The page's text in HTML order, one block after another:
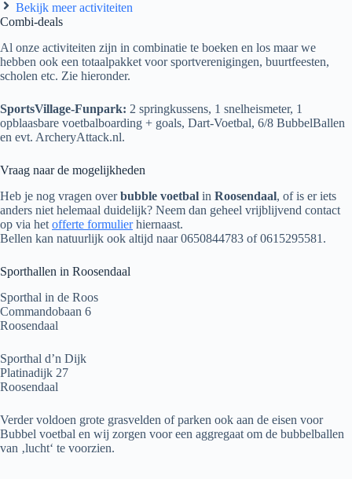
Bekijk meer activiteiten
Combi-deals
Al onze activiteiten zijn in combinatie te boeken en los maar we
hebben ook een totaalpakket voor sportverenigingen, buurtfeesten,
scholen etc. Zie hieronder.
SportsVillage-Funpark: 2 springkussens, 1 snelheismeter, 1
opblaasbare voetbalboarding + goals, Dart-Voetbal, 6/8 BubbelBallen
en evt. ArcheryAttack.nl.
Vraag naar de mogelijkheden
Heb je nog vragen overbubble voetbal in Roosendaal, of is er iets
anders niet helemaal duidelijk? Neem dan geheel vrijblijvend contact
op via het offerte formulierhiernaast.
Bellen kan natuurlijk ook altijd naar 0650844783 of 0615295581.
Sporthallen in Roosendaal
Sporthal in de Roos
Commandobaan 6
Roosendaal
Sporthal d’n Dijk
Platinadijk 27
Roosendaal
Verder voldoen grote grasvelden of parken ook aan de eisen voor
Bubbel voetbal en wij zorgen voor een aggregaat om de bubbelballen
van ‚lucht‘ te voorzien.